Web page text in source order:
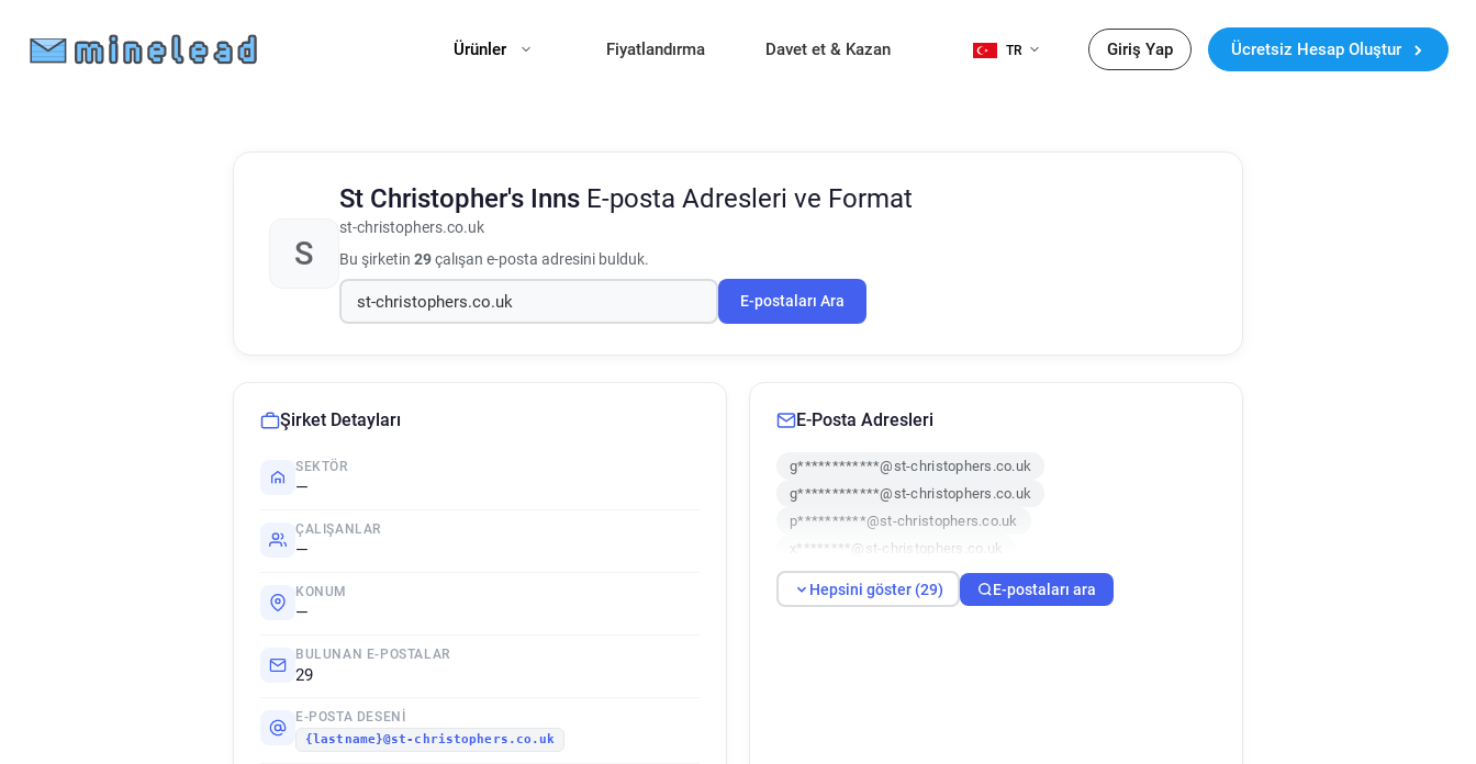
Ürünler Fiyatlandırma Davet et & Kazan TR Giriş Yap Ücretsiz Hesap Oluştur
S
St Christopher's Inns E-posta Adresleri ve Format
st-christophers.co.uk
Bu şirketin 29çalışan e-posta adresini bulduk.
E-postaları Ara
Şirket Detayları
SEKTÖR
—
ÇALIŞANLAR
—
KONUM
—
BULUNAN E-POSTALAR
29
E-POSTA DESENI
{lastname}@st-christophers.co.uk
E-Posta Adresleri
g************@st-christophers.co.uk
g************@st-christophers.co.uk
p**********@st-christophers.co.uk
x********@st-christophers.co.uk
a******@st-christophers.co.uk
a*****@st-christophers.co.uk
Hepsini göster (29) E-postaları ara